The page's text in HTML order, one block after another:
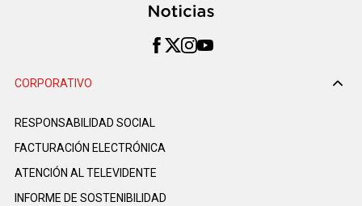
CORPORATIVO
RESPONSABILIDAD SOCIAL
FACTURACIÓN ELECTRÓNICA
ATENCIÓN AL TELEVIDENTE
INFORME DE SOSTENIBILIDAD